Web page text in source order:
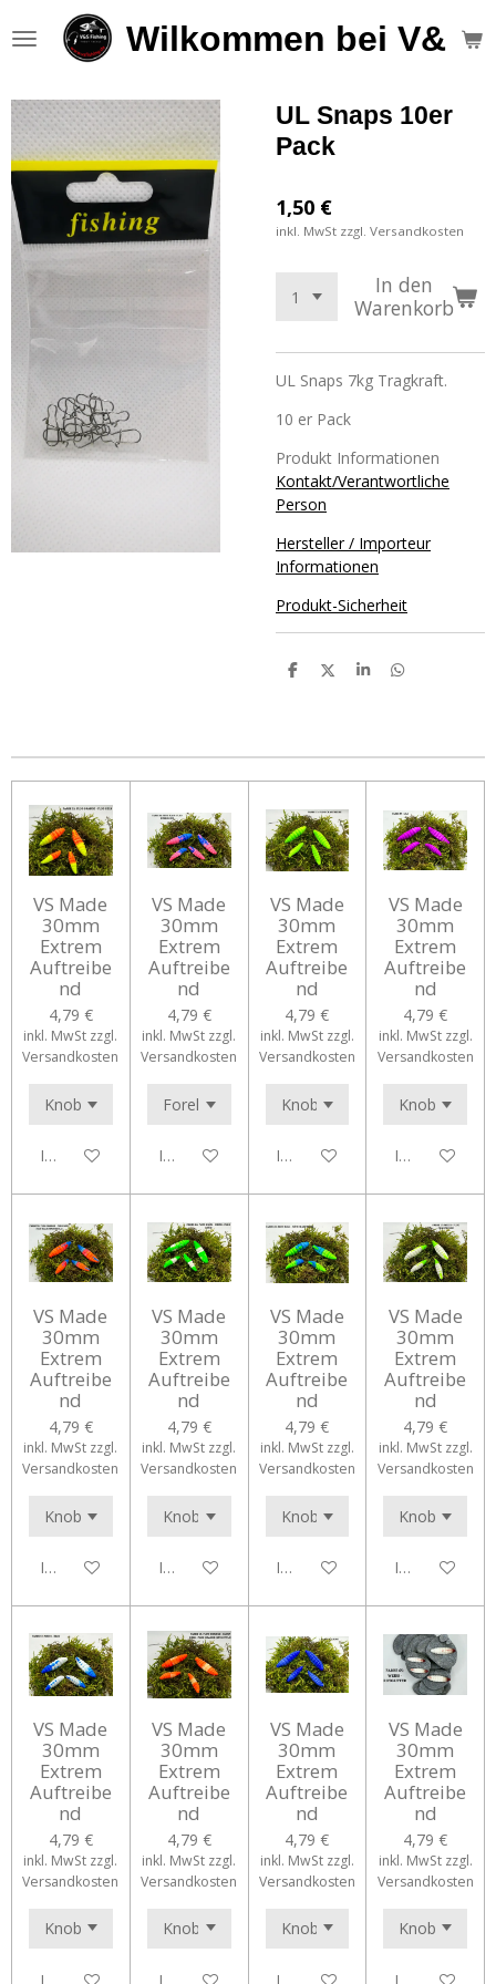
Hauptinhalt
Wilkommen bei V&S
UL Snaps 10er
Pack
1,50 €
inkl. MwSt zzgl. Versandkosten
In den
Warenkorb
UL Snaps 7kg Tragkraft.
10 er Pack
Produkt Informationen
Kontakt/Verantwortliche
Person
Hersteller / Importeur
Informationen
Produkt-Sicherheit
T
n
T
n
T
n
T
n
VS Made
30mm
Extrem
Auftreibe
nd
4,79 €
inkl. MwSt zzgl.
Versandkosten
In den Warenkorb
VS Made
30mm
Extrem
Auftreibe
nd
4,79 €
inkl. MwSt zzgl.
Versandkosten
In den Warenkorb
VS Made
30mm
Extrem
Auftreibe
nd
4,79 €
inkl. MwSt zzgl.
Versandkosten
In den Warenkorb
VS Made
30mm
Extrem
Auftreibe
nd
4,79 €
inkl. MwSt zzgl.
Versandkosten
In den
VS Made
30mm
Extrem
Auftreibe
nd
4,79 €
inkl. MwSt zzgl.
Versandkosten
In den Warenkorb
VS Made
30mm
Extrem
Auftreibe
nd
4,79 €
inkl. MwSt zzgl.
Versandkosten
In den Warenkorb
VS Made
30mm
Extrem
Auftreibe
nd
4,79 €
inkl. MwSt zzgl.
Versandkosten
In den Warenkorb
VS Made
30mm
Extrem
Auftreibe
nd
4,79 €
inkl. MwSt zzgl.
Versandkosten
In den
VS Made
30mm
Extrem
Auftreibe
nd
4,79 €
inkl. MwSt zzgl.
Versandkosten
In den Warenkorb
VS Made
30mm
Extrem
Auftreibe
nd
4,79 €
inkl. MwSt zzgl.
Versandkosten
In den Warenkorb
VS Made
30mm
Extrem
Auftreibe
nd
4,79 €
inkl. MwSt zzgl.
Versandkosten
In den Warenkorb
VS Made
30mm
Extrem
Auftreibe
nd
4,79 €
inkl. MwSt zzgl.
Versandkosten
In den